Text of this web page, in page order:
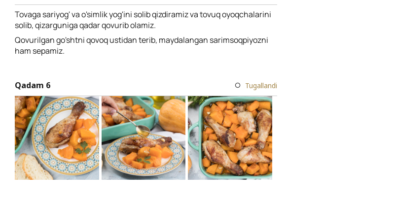
Tovaga sariyog' va o'simlik yog'ini solib qizdiramiz va tovuq oyoqchalarini
solib, qizarguniga qadar qovurib olamiz.
Qovurilgan go'shtni qovoq ustidan terib, maydalangan sarimsoqpiyozni
ham sepamiz.
Qadam 6 Tugallandi